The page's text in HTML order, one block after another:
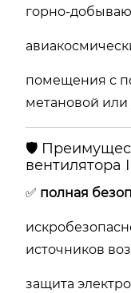
горно-
помещения с
метановой
🛡
вентилятора
✅ полная
источников
защита